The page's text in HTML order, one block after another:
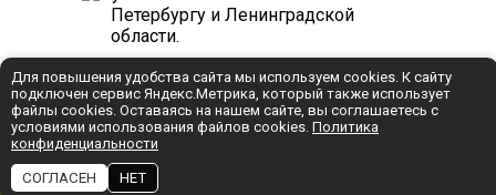
Петербургу и Ленинградской
области.
+7 (921) 905-68-59
info@mebelmaniya.com
Для повышения удобства сайта мы используем cookies. К сайту
подключен сервис Яндекс.Метрика, который также использует
файлы cookies. Оставаясь на нашем сайте, вы соглашаетесь с
условиями использования файлов cookies. Политика
конфиденциальности
СОГЛАСЕН НЕТ